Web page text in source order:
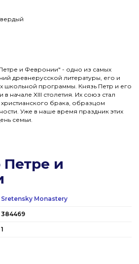
и Февронии" - одно из самых
древнерусской литературы, его и
школьной программы. Князь Петр и его
начале XIII столетия. Их союз стал
брака, образцом
Уже в наше время праздник этих
семьи.
Петре и
Sretensky Monastery
384469
1